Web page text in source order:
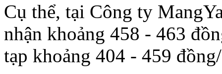
Cụ thể, tại Công ty
nhận khoảng 458 - 463
tạp khoảng 404 - 459